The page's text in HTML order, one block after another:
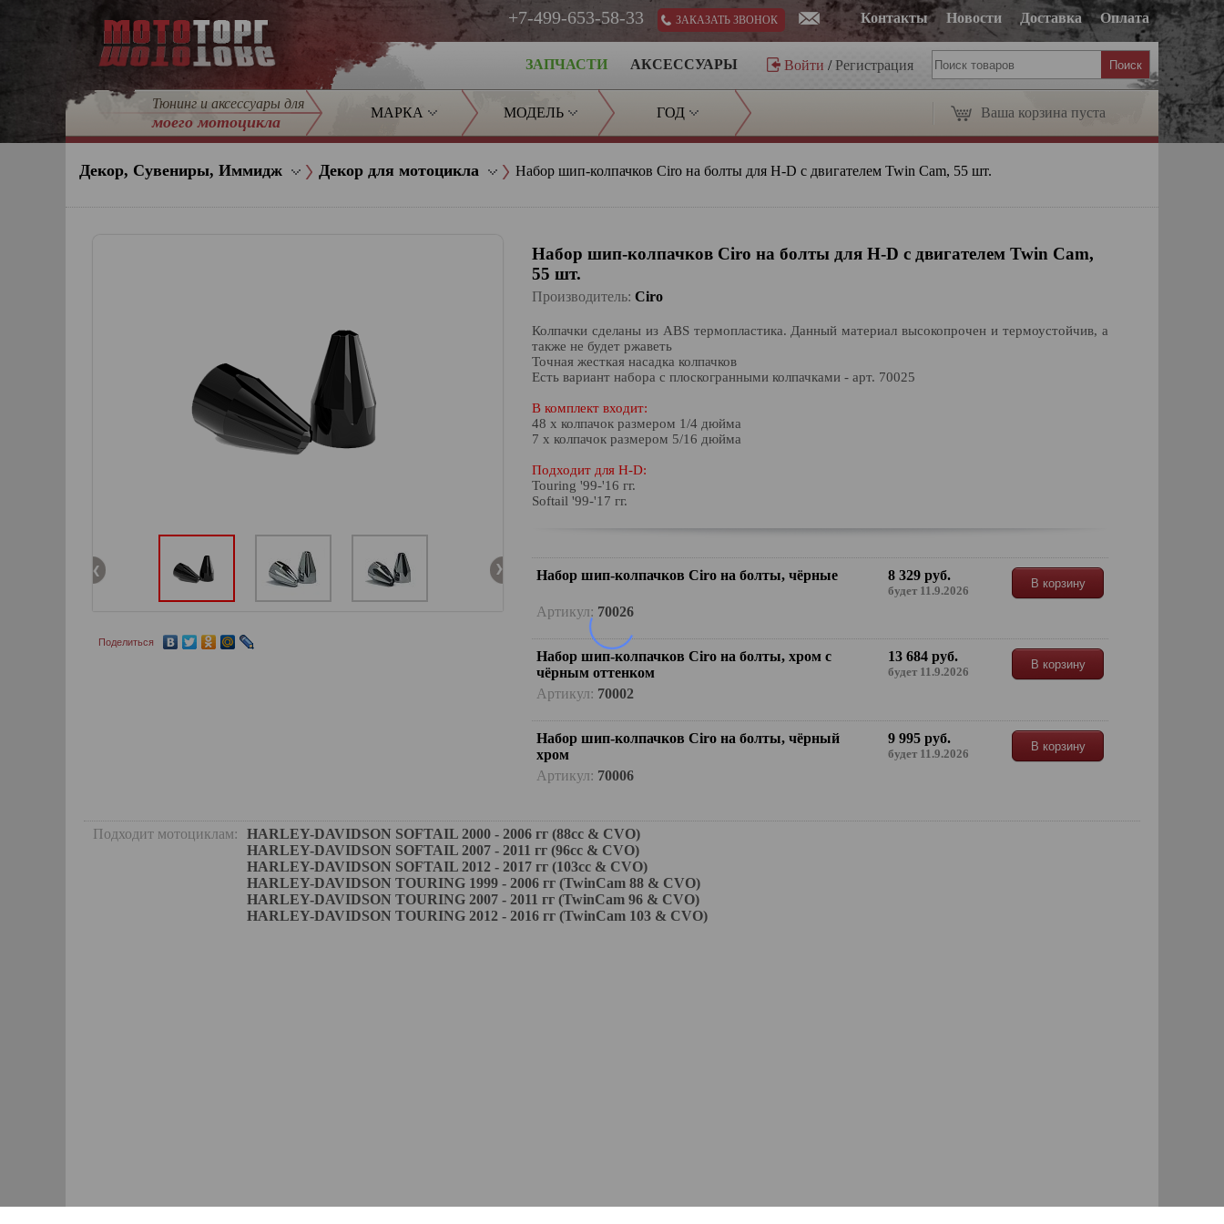
Оплата
Доставка
Новости
Контакты
ЗАКАЗАТЬ ЗВОНОК
+7-499-653-58-33
Войти /Регистрация
АКСЕССУАРЫ
ЗАПЧАСТИ
Тюнинг и аксессуары для
моего мотоцикла
МАРКА МОДЕЛЬ ГОД Ваша корзина пуста
Декор, Сувениры, Иммидж Декор для мотоцикла Набор шип-колпачков Ciro на болты для H-D с двигателем Twin Cam, 55 шт.
Набор шип-колпачков Ciro на болты для H-D с двигателем Twin Cam,
55 шт.
Производитель: Ciro
Колпачки сделаны из ABS термопластика. Данный материал высокопрочен и термоустойчив, а
также не будет ржаветь
Точная жесткая насадка колпачков
Есть вариант набора с плоскогранными колпачками - арт. 70025
В комплект входит:
48 х колпачок размером 1/4 дюйма
7 х колпачок размером 5/16 дюйма
Подходит для H-D:
Touring '99-'16 гг.
Softail '99-'17 гг.
Набор шип-колпачков Ciro на болты, чёрные 8 329 руб.
будет 11.9.2026
В корзину
Артикул: 70026
Набор шип-колпачков Ciro на болты, хром с
чёрным оттенком
13 684 руб.
будет 11.9.2026
В корзину
Артикул: 70002
Набор шип-колпачков Ciro на болты, чёрный
хром
9 995 руб.
будет 11.9.2026
В корзину
Артикул: 70006
Поделиться
Подходит мотоциклам:
HARLEY-DAVIDSON SOFTAIL 2000 - 2006 гг (88cc & CVO)
HARLEY-DAVIDSON SOFTAIL 2007 - 2011 гг (96cc & CVO)
HARLEY-DAVIDSON SOFTAIL 2012 - 2017 гг (103cc & CVO)
HARLEY-DAVIDSON TOURING 1999 - 2006 гг (TwinCam 88 & CVO)
HARLEY-DAVIDSON TOURING 2007 - 2011 гг (TwinCam 96 & CVO)
HARLEY-DAVIDSON TOURING 2012 - 2016 гг (TwinCam 103 & CVO)